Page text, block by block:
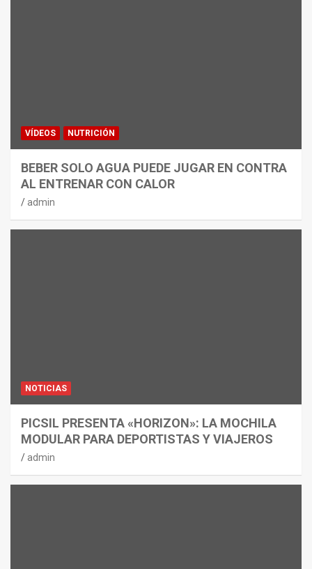
VÍDEOS NUTRICIÓN
BEBER SOLO AGUA PUEDE JUGAR EN CONTRA
AL ENTRENAR CON CALOR
admin
NOTICIAS
PICSIL PRESENTA «HORIZON»: LA MOCHILA
MODULAR PARA DEPORTISTAS Y VIAJEROS
admin